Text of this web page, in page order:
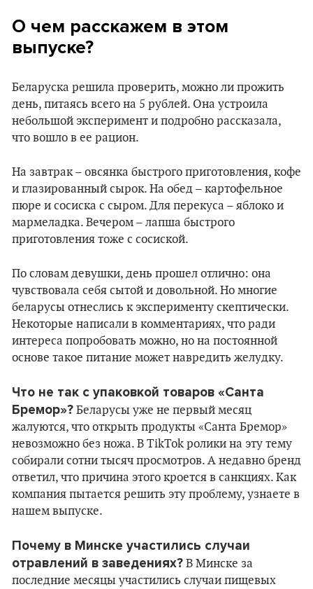
О чем расскажем в этом
выпуске?
Беларуска решила проверить, можно ли прожить
день, питаясь всего на 5 рублей. Она устроила
небольшой эксперимент и подробно рассказала,
что вошло в ее рацион.
На завтрак – овсянка быстрого приготовления, кофе
и глазированный сырок. На обед – картофельное
пюре и сосиска с сыром. Для перекуса – яблоко и
мармеладка. Вечером – лапша быстрого
приготовления тоже с сосиской.
По словам девушки, день прошел отлично: она
чувствовала себя сытой и довольной. Но многие
беларусы отнеслись к эксперименту скептически.
Некоторые написали в комментариях, что ради
интереса попробовать можно, но на постоянной
основе такое питание может навредить желудку.
Что не так с упаковкой товаров «Санта
Бремор»? Беларусы уже не первый месяц
жалуются, что открыть продукты «Санта Бремор»
невозможно без ножа. В TikTok ролики на эту тему
собирали сотни тысяч просмотров. А недавно бренд
ответил, что причина этого кроется в санкциях. Как
компания пытается решить эту проблему, узнаете в
нашем выпуске.
Почему в Минске участились случаи
отравлений в заведениях? В Минске за
последние месяцы участились случаи пищевых